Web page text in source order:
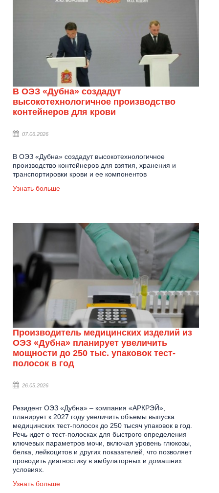
В ОЭЗ «Дубна» создадут
высокотехнологичное производство
контейнеров для крови
07.06.2026
В ОЭЗ «Дубна» создадут высокотехнологичное
производство контейнеров для взятия, хранения и
транспортировки крови и ее компонентов
Узнать больше
Производитель медицинских изделий из
ОЭЗ «Дубна» планирует увеличить
мощности до 250 тыс. упаковок тест-
полосок в год
26.05.2026
Резидент ОЭЗ «Дубна» – компания «АРКРЭЙ»,
планирует к 2027 году увеличить объемы выпуска
медицинских тест-полосок до 250 тысяч упаковок в год.
Речь идет о тест-полосках для быстрого определения
ключевых параметров мочи, включая уровень глюкозы,
белка, лейкоцитов и других показателей, что позволяет
проводить диагностику в амбулаторных и домашних
условиях.
Узнать больше